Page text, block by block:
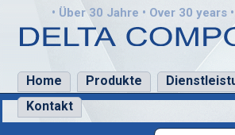
• Über 30 Jahre • Over 30 years
Home Produkte
Kontakt